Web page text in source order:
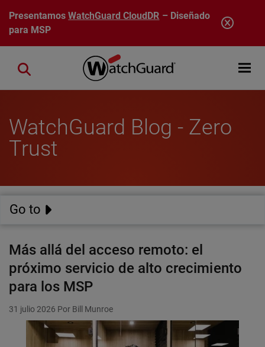
Pasar al contenido principal
PresentamosWatchGuard CloudDR – Diseñado
para MSP
Open
Close search
WatchGuard Blog - Zero
Trust
Go to
Más allá del acceso remoto: el
próximo servicio de alto crecimiento
para los MSP
31 julio 2026 Por Bill Munroe